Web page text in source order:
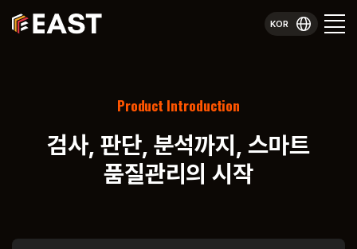
KOR
Product Introduction
검사, 판단, 분석까지,스마트
품질관리의 시작